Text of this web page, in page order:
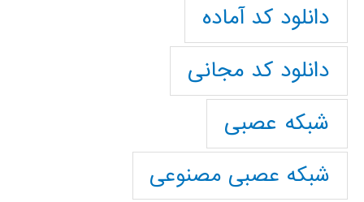
دانلود کد آماده
دانلود کد مجانی
شبکه عصبی
شبکه عصبی مصنوعی